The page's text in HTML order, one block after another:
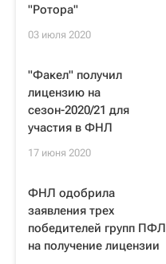
"Ротора"
03 июля 2020
"Факел" получил
лицензию на
сезон-2020/21 для
участия в ФНЛ
17 июня 2020
ФНЛ одобрила
заявления трех
победителей групп ПФЛ
на получение лицензии